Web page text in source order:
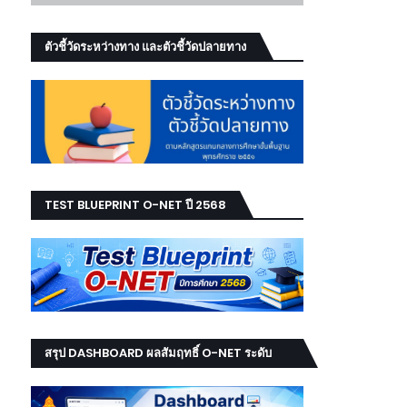
ตัวชี้วัดระหว่างทาง และตัวชี้วัดปลายทาง
TEST BLUEPRINT O-NET ปี 2568
สรุป DASHBOARD ผลสัมฤทธิ์ O-NET ระดับ
เขต